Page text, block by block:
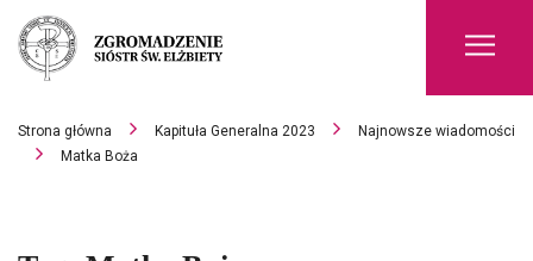
Strona główna Kapituła Generalna 2023
Najnowsze wiadomości
Matka Boża